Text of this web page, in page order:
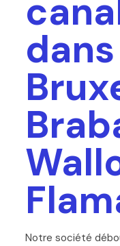
Notre société